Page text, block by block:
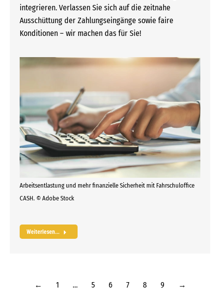
integrieren. Verlassen Sie sich auf die zeitnahe
Ausschüttung der Zahlungseingänge sowie faire
Konditionen – wir machen das für Sie!
Arbeitsentlastung und mehr finanzielle Sicherheit mit Fahrschuloffice
CASH. © Adobe Stock
Weiterlesen...
← 1 … 5 6 7 8 9 →